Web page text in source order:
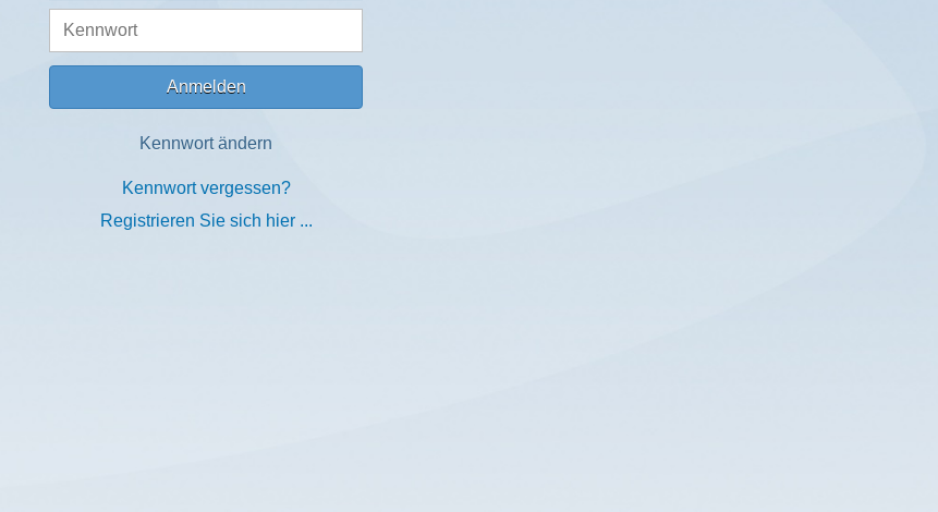
Anmelden
Kennwort ändern
Kennwort vergessen?
Registrieren Sie sich hier ...